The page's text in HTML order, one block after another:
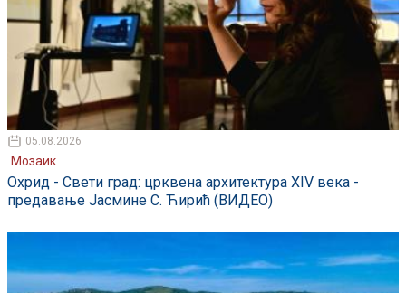
05.08.2026
Мозаик
Охрид - Свети град: црквена архитектура XIV века -
предавање Јасмине С. Ћирић (ВИДЕО)